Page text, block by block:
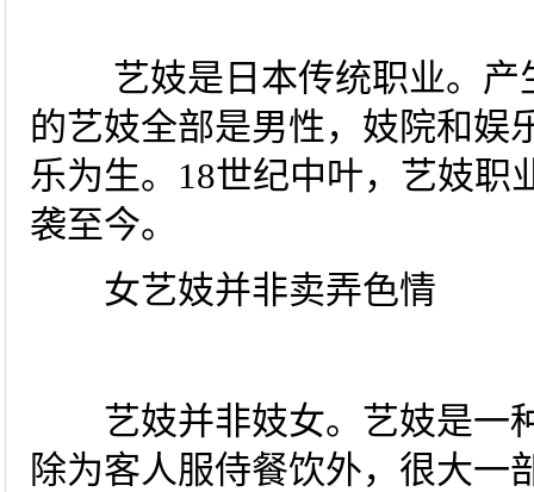
艺妓是日本传统职业。产
的艺妓全部是男性，妓院和娱
乐为生。18世纪中叶，艺妓职
袭至今。
女艺妓并非卖弄色情
艺妓并非妓女。艺妓是一
除为客人服侍餐饮外，很大一